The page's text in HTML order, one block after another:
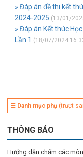
» Đáp án đề thi kết
2024-2025 (13/01/
» Đáp án Kết thúc
Lần 1 (18/07/2024
☰ Danh mục phụ (trượt
THÔNG BÁO
Hướng dẫn chấm các